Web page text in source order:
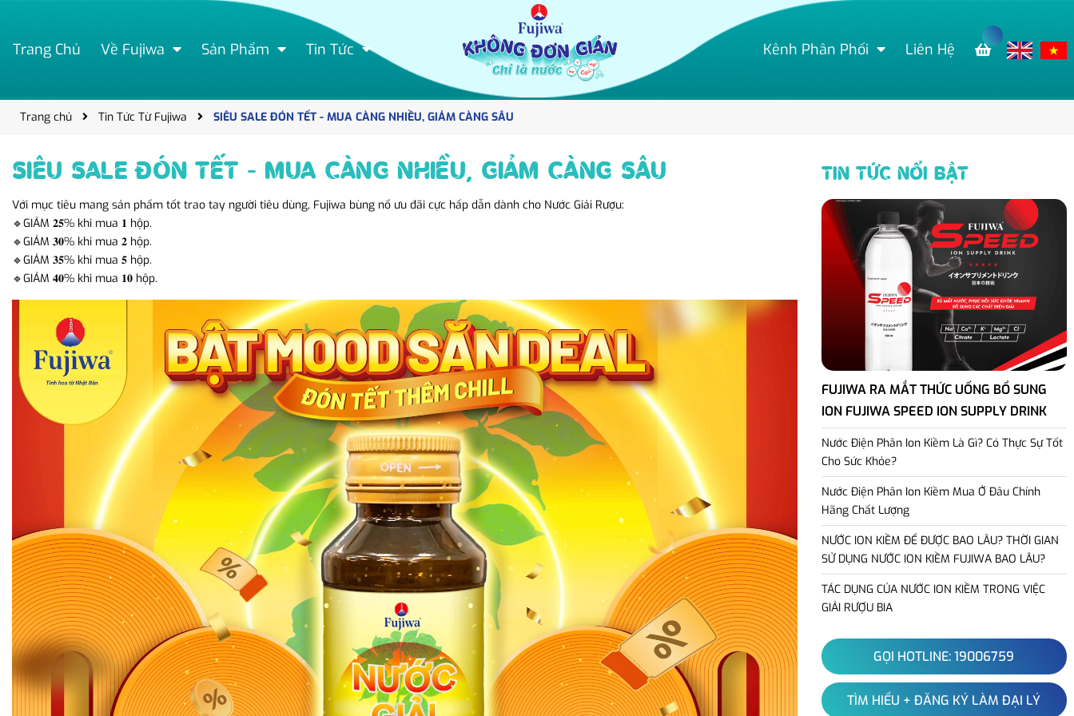
Trang Chủ Về Fujiwa Sản Phẩm Tin Tức Kênh Phân Phối Liên Hệ
Trang chủ Tin Tức Từ Fujiwa SIÊU SALE ĐÓN TẾT - MUA CÀNG NHIỀU, GIẢM CÀNG SÂU
SIÊU SALE ĐÓN TẾT - MUA CÀNG NHIỀU, GIẢM CÀNG SÂU
Với mục tiêu mang sản phẩm tốt trao tay người tiêu dùng, Fujiwa bùng nổ ưu đãi cực hấp dẫn dành cho Nước Giải Rượu:
🔹GIẢM 𝟐𝟓% khi mua 𝟏 hộp.
🔹GIẢM 𝟑𝟎% khi mua 𝟐 hộp.
🔹GIẢM 𝟑𝟓% khi mua 𝟓 hộp.
🔹GIẢM 𝟒𝟎% khi mua 𝟏𝟎 hộp.
TIN TỨC NỔI BẬT
FUJIWA RA MẮT THỨC UỐNG BỔ SUNG
ION FUJIWA SPEED ION SUPPLY DRINK
Nước Điện Phân Ion Kiềm Là Gì? Có Thực Sự Tốt
Cho Sức Khỏe?
Nước Điện Phân Ion Kiềm Mua Ở Đâu Chính
Hãng Chất Lượng
NƯỚC ION KIỀM ĐỂ ĐƯỢC BAO LÂU? THỜI GIAN
SỬ DỤNG NƯỚC ION KIỀM FUJIWA BAO LÂU?
TÁC DỤNG CỦA NƯỚC ION KIỀM TRONG VIỆC
GIẢI RƯỢU BIA
GỌI HOTLINE: 19006759
TÌM HIỂU + ĐĂNG KÝ LÀM ĐẠI LÝ